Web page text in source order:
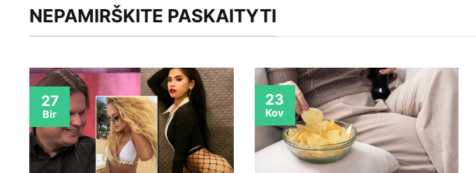
NEPAMIRŠKITE PASKAITYTI
27
Bir
23
Kov